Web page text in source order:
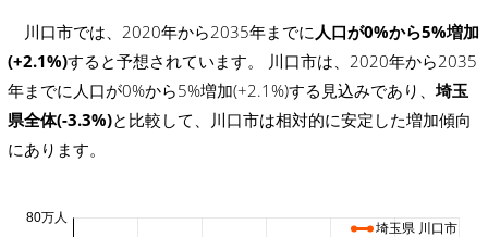
川口市では、2020年から2035年までに 人口が0%から5%増加
(+2.1%)すると予想されています。 川口市は、2020年から2035
年までに人口が0%から5%増加(+2.1%)する見込みであり、埼玉
県全体(-3.3%)と比較して、川口市は相対的に安定した増加傾向
にあります。
80万人
埼玉県 川口市